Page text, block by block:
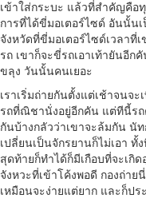
เข้าใส่กระบะ แล้วที่สำคัญคือ
การที่ได้ขี่มอเตอร์ไซด์ อันนั้น
จังหวัดที่ขี่มอเตอร์ไซด์เวลาที่
รถ เขาก็จะขี่รถเอาเท้ายันอีก
ขลุง วันนั้นคนเยอะ
เราเริ่มถ่ายกันตั้งแต่เช้าจนจ
รถที่ณิชานั่งอยู่อีกคัน แต่ทีนี้รถ
กันบ้างกลัวว่าเขาจะล้มกัน นั
เปลี่ยนเป็นจักรยานก็ไม่เอา
สุดท้ายก็ทำได้ก็มีเกือบที่จะเกิ
จังหวะที่เข้าโค้งพอดี กองถ่า
เหมือนจะง่ายแต่ยาก และก็ปร